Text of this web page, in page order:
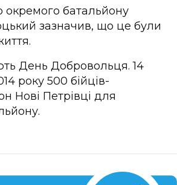
окремого батальйону
зазначив, що це були
День Добровольця. 14
року 500 бійців-
Нові Петрівці для